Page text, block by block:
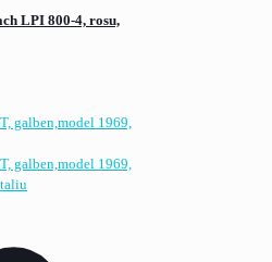
LPI 800-4, rosu,